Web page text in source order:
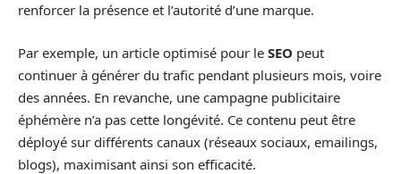
renforcer la présence et l’autorité d’une marque.
Par exemple, un article optimisé pour le SEO peut
continuer à générer du trafic pendant plusieurs mois, voire
des années. En revanche, une campagne publicitaire
éphémère n’a pas cette longévité. Ce contenu peut être
déployé sur différents canaux (réseaux sociaux, emailings,
blogs), maximisant ainsi son efficacité.